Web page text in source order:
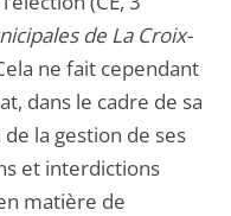
de La Croix-
ne fait cependant
dans le cadre de sa
la gestion de ses
et interdictions
matière de